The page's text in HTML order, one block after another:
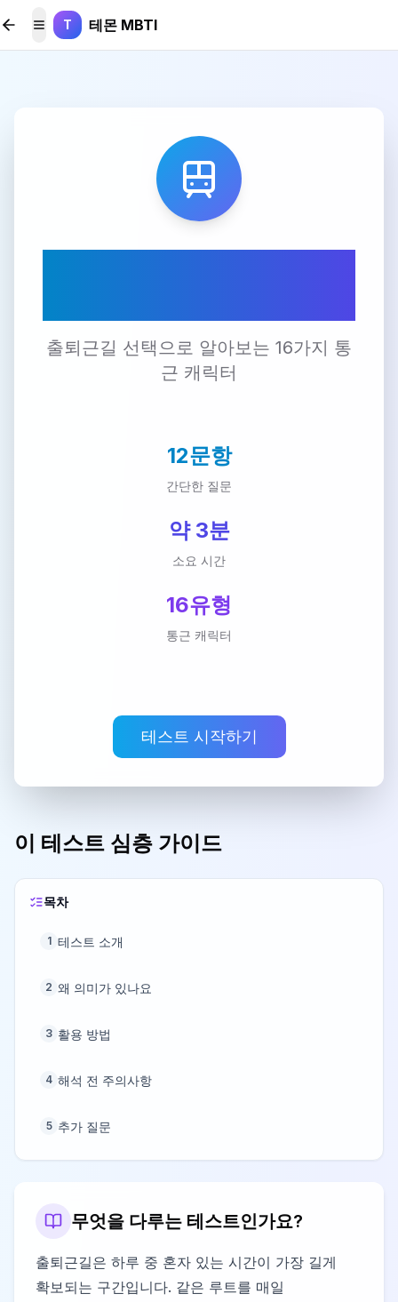
본문 바로가기
메뉴 토글
T 테몬 MBTI
출퇴근길 선택으로 알아보는 16가지 통
근 캐릭터
12문항
간단한 질문
약 3분
소요 시간
16유형
통근 캐릭터
테스트 시작하기
이 테스트 심층 가이드
목차
1 테스트 소개
2 왜 의미가 있나요
3 활용 방법
4 해석 전 주의사항
5 추가 질문
무엇을 다루는 테스트인가요?
출퇴근길은 하루 중 혼자 있는 시간이 가장 길게
확보되는 구간입니다. 같은 루트를 매일